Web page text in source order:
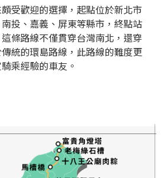
受歡迎的選擇，起點位於新北市
投、嘉義、屏東等縣市，終點站
條路線不僅貫穿台灣南北，還穿
統的環島路線，此路線的難度更
乘經驗的車友。